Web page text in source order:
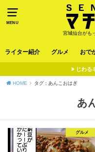
MENU
宮城仙台がも
ライター紹介 グルメ おで
じわる
HOME タグ : あんこおはぎ
あ
グルメ